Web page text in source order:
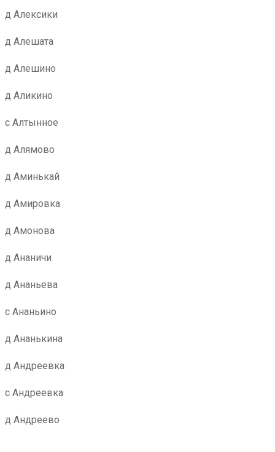
д Алексики
д Алешата
д Алешино
д Аликино
с Алтынное
д Алямово
д Аминькай
д Амировка
д Амонова
д Ананичи
д Ананьева
с Ананьино
д Ананькина
д Андреевка
с Андреевка
д Андреево